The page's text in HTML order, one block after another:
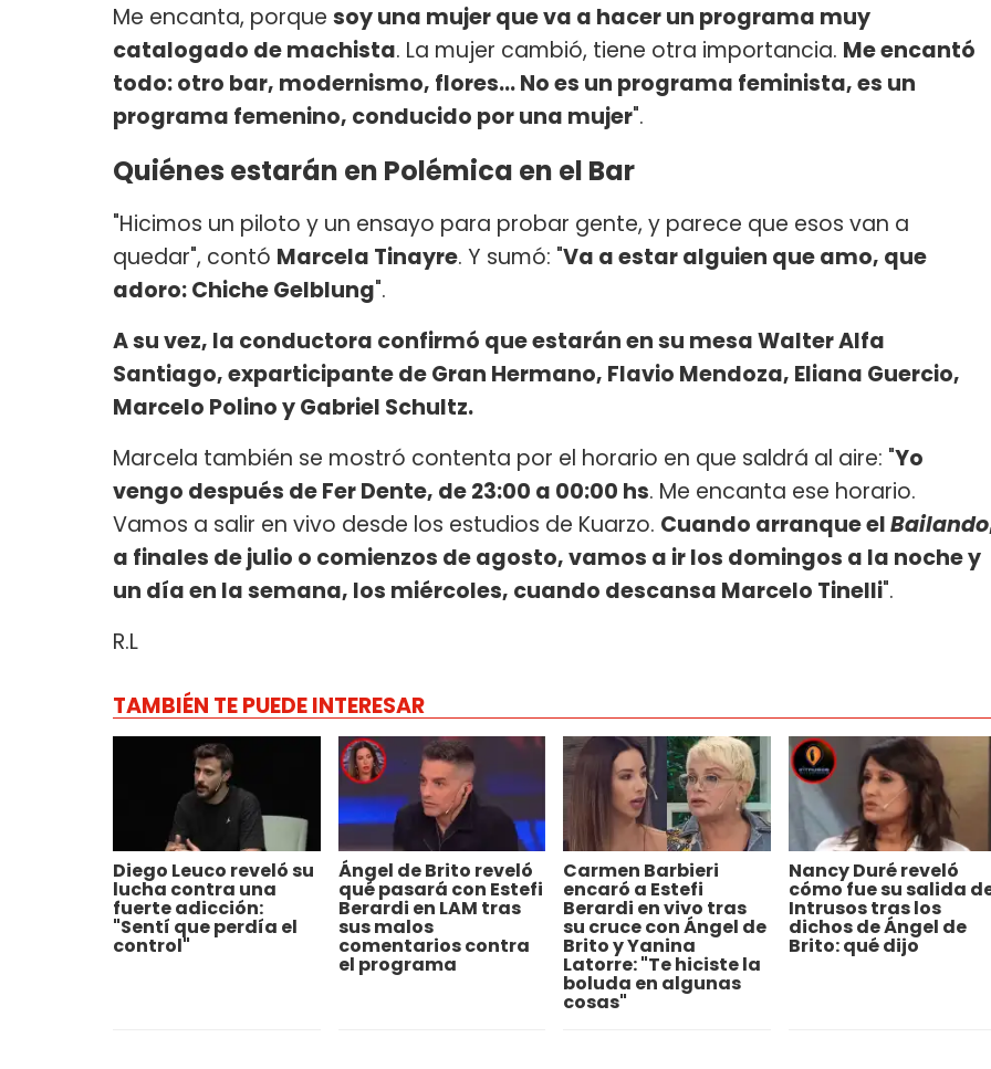
Me encanta, porque soy una mujer que va a hacer un programa muy
catalogado de machista. La mujer cambió, tiene otra importancia. Me encantó
todo: otro bar, modernismo, flores... No es un programa feminista, es un
programa femenino, conducido por una mujer".
Quiénes estarán en Polémica en el Bar
"Hicimos un piloto y un ensayo para probar gente, y parece que esos van a
quedar", contó Marcela Tinayre. Y sumó: "Va a estar alguien que amo, que
adoro: Chiche Gelblung".
A su vez, la conductora confirmó que estarán en su mesa Walter Alfa
Santiago, exparticipante de Gran Hermano, Flavio Mendoza, Eliana Guercio,
Marcelo Polino y Gabriel Schultz.
Marcela también se mostró contenta por el horario en que saldrá al aire: "Yo
vengo después de Fer Dente, de 23:00 a 00:00 hs. Me encanta ese horario.
Vamos a salir en vivo desde los estudios de Kuarzo. Cuando arranque elBailando
a finales de julio o comienzos de agosto, vamos a ir los domingos a la noche y
un día en la semana, los miércoles, cuando descansa Marcelo Tinelli".
R.L
TAMBIÉN TE PUEDE INTERESAR
Diego Leuco reveló su
lucha contra una
fuerte adicción:
"Sentí que perdía el
control"
Ángel de Brito reveló
qué pasará con Estefi
Berardi en LAM tras
sus malos
comentarios contra
el programa
Carmen Barbieri
encaró a Estefi
Berardi en vivo tras
su cruce con Ángel de
Brito y Yanina
Latorre: "Te hiciste la
boluda en algunas
cosas"
Nancy Duré reveló
cómo fue su salida
Intrusos tras los
dichos de Ángel de
Brito: qué dijo